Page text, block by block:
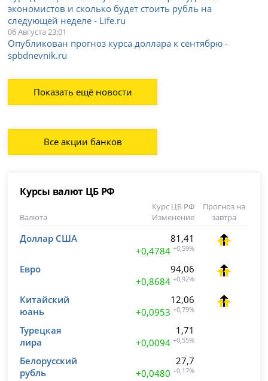
экономистов и сколько будет стоить рубль на
следующей неделе - Life.ru
06 Августа 23:01
Опубликован прогноз курса доллара к сентябрю -
spbdnevnik.ru
Показать ещё новости
Все акции банков
Курсы валют ЦБ РФ
Валюта
Курс ЦБ РФ
Изменение
Прогноз на
завтра
Доллар США
81,41
+0,4784 +0,59%
Евро
94,06
+0,8684 +0,92%
Китайский
юань
12,06
+0,0953 +0,79%
Турецкая
лира
1,71
+0,0094 +0,55%
Белорусский
рубль
27,7
+0,0480 +0,17%